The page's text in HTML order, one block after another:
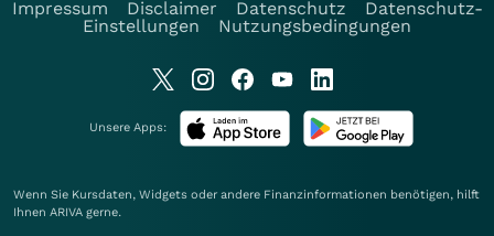
Impressum
Disclaimer Datenschutz
Datenschutz-
Einstellungen
Nutzungsbedingungen
Unsere Apps:
Wenn Sie Kursdaten, Widgets oder andere Finanzinformationen benötigen, hilft
Ihnen ARIVA gerne.